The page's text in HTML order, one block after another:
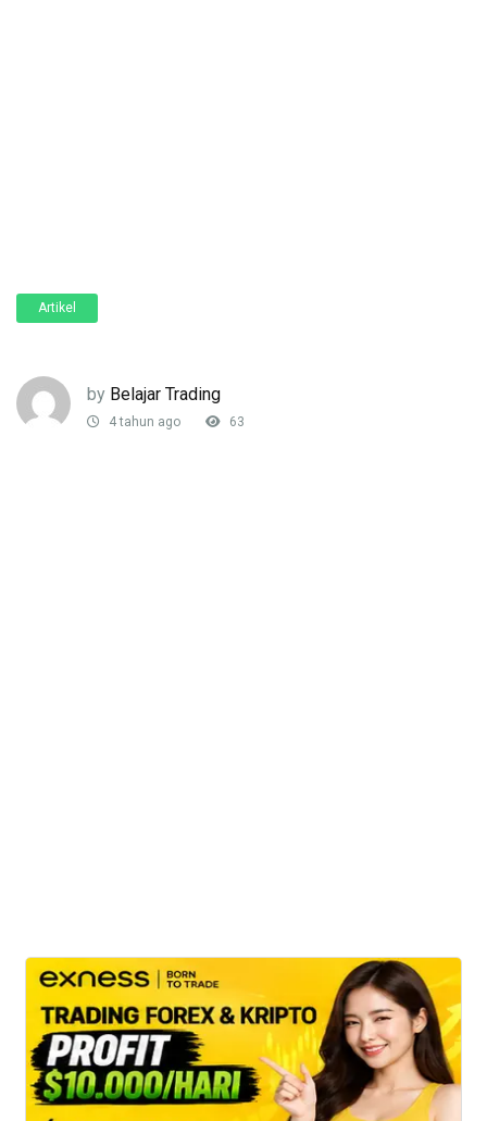
Artikel
by Belajar Trading
4 tahun ago 63